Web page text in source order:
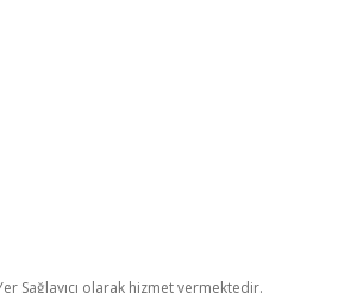
Sağlayıcı olarak hizmet vermektedir.